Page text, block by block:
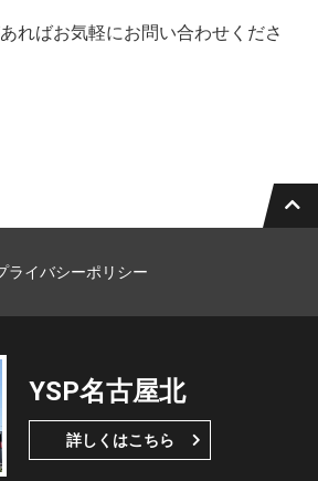
ればお気軽にお問い合わせくださ
ライバシーポリシー
YSP名古屋北
詳しくはこちら